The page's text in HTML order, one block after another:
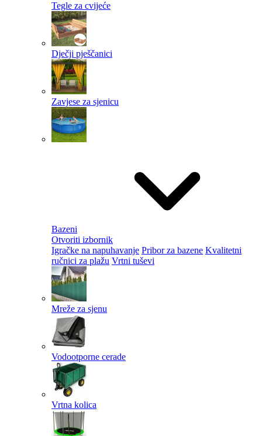
Tegle za cvijeće
Dječji pješčanici
Zavjese za sjenicu
Bazeni
Otvoriti izbornik
Igračke na napuhavanje Pribor za bazene Kvalitetni
ručnici za plažu Vrtni tuševi
Mreže za sjenu
Vodootporne cerade
Vrtna kolica